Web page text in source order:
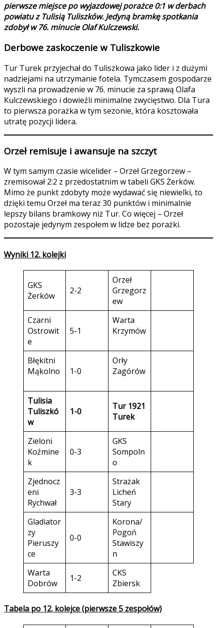
pierwsze miejsce po wyjazdowej porażce 0:1 w derbach
powiatu z Tulisią Tuliszków. Jedyną bramkę spotkania
zdobył w 76. minucie Olaf Kulczewski.
Derbowe zaskoczenie w Tuliszkowie
Tur Turek przyjechał do Tuliszkowa jako lider i z dużymi
nadziejami na utrzymanie fotela. Tymczasem gospodarze
wyszli na prowadzenie w 76. minucie za sprawą Olafa
Kulczewskiego i dowieźli minimalne zwycięstwo. Dla Tura
to pierwsza porażka w tym sezonie, która kosztowała
utratę pozycji lidera.
Orzeł remisuje i awansuje na szczyt
W tym samym czasie wicelider – Orzeł Grzegorzew –
zremisował 2:2 z przedostatnim w tabeli GKS Żerków.
Mimo że punkt zdobyty może wydawać się niewielki, to
dzięki temu Orzeł ma teraz 30 punktów i minimalnie
lepszy bilans bramkowy niż Tur. Co więcej – Orzeł
pozostaje jedynym zespołem w lidze bez porażki.
Wyniki 12. kolejki
GKS
Żerków
2-2
Orzeł
Grzegorz
ew
Czarni
Ostrowit
e
5-1
Warta
Krzymów
Błękitni
Mąkolno
1-0
Orły
Zagórów
Tulisia
Tuliszkó
w
1-0
Tur 1921
Turek
Zieloni
Koźmine
k
0-3
GKS
Sompoln
o
Zjednocz
eni
Rychwał
3-3
Strażak
Licheń
Stary
Gladiator
zy
Pieruszy
ce
0-0
Korona/
Pogoń
Stawiszy
n
Warta
Dobrów
1-2
CKS
Zbiersk
Tabela po 12. kolejce (pierwsze 5 zespołów)